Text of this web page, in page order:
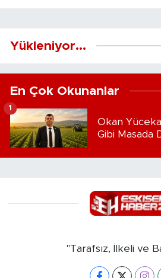
Yükleniyor...
En Çok Okunanlar
Okan
Gibi Masada
1
"Tarafsız, İlkeli ve